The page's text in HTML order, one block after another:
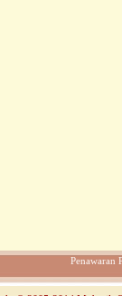
Penawaran